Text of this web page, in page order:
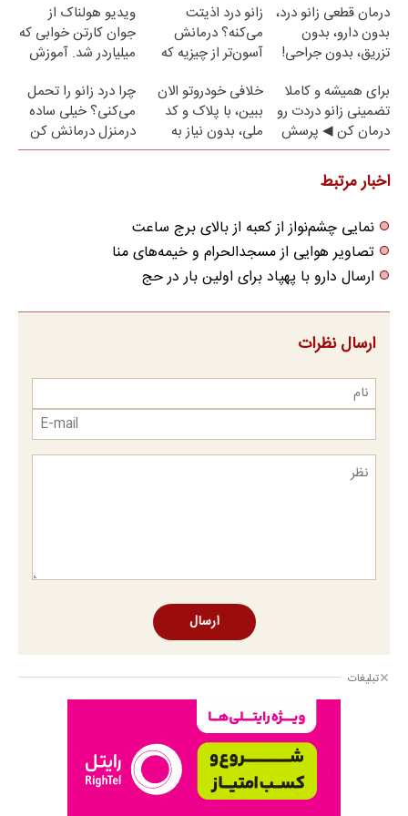
درمان قطعی زانو درد،
بدون دارو، بدون
تزریق، بدون جراحی!
زانو درد اذیتت
می‌کنه؟ درمانش
آسون‌تر از چیزیه که
می‌کنی✅پرسشنامه
ویدیو هولناک از
جوان کارتن خوابی که
میلیاردر شد. آموزش
برای همیشه و کاملا
تضمینی زانو دردت رو
درمان کن ◀ پرسش
نامه ▶
خلافی خودروتو الان
ببین، با پلاک و کد
ملی، بدون نیاز به
مراجعه حضوری
چرا درد زانو را تحمل
می‌کنی؟ خیلی ساده
درمنزل درمانش کن
اخبار مرتبط
نمایی چشم‌نواز از کعبه از بالای برج ساعت
تصاویر هوایی از مسجدالحرام و خیمه‌های منا
ارسال دارو با پهپاد برای اولین بار در حج
ارسال نظرات
ارسال
تبلیغات